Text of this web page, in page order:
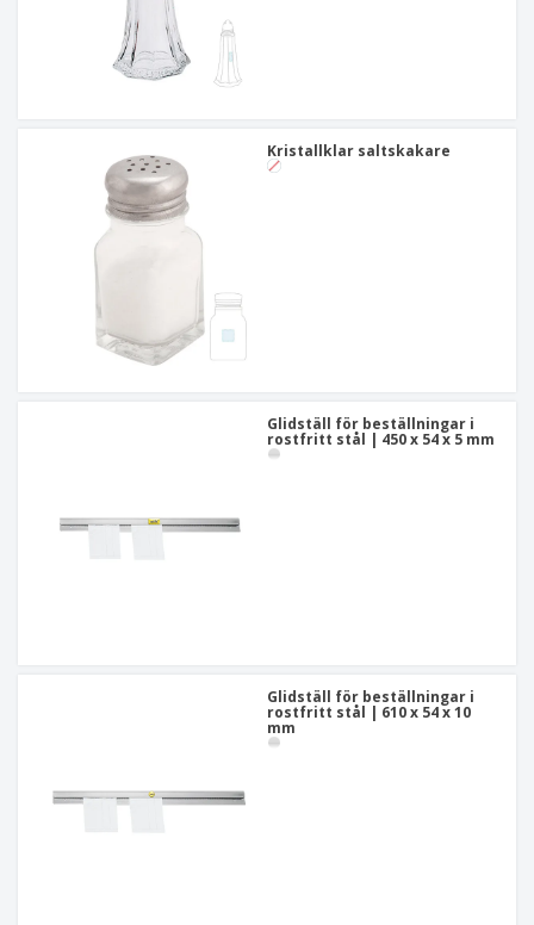
Kristallklar saltskakare
Glidställ för beställningar i
rostfritt stål | 450 x 54 x 5 mm
Glidställ för beställningar i
rostfritt stål | 610 x 54 x 10
mm